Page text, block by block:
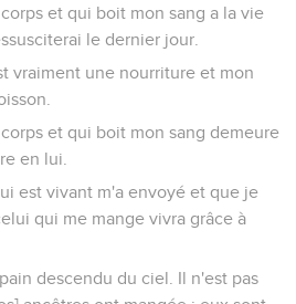
et qui boit mon sang a la vie
le dernier jour.
vraiment une nourriture et mon
et qui boit mon sang demeure
en lui.
est vivant m'a envoyé et que je
qui me mange vivra grâce à
descendu du ciel. Il n'est pas